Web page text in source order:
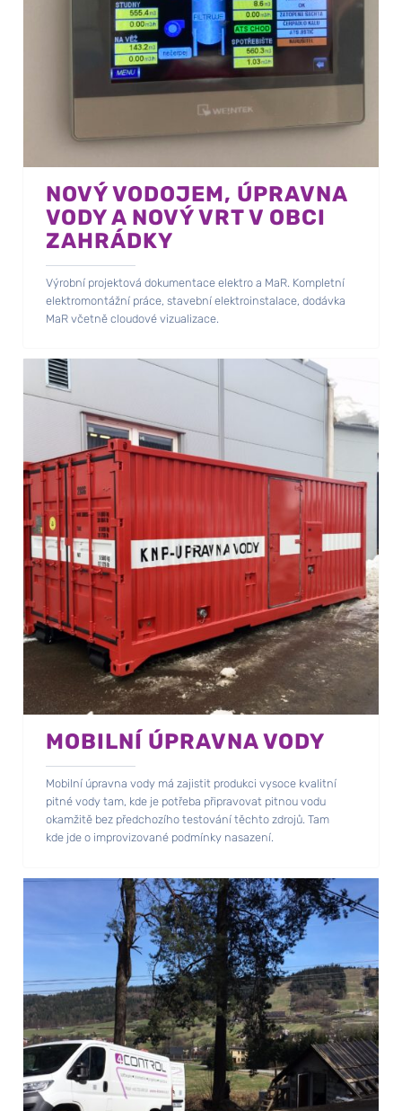
NOVÝ VODOJEM, ÚPRAVNA
VODY A NOVÝ VRT V OBCI
ZAHRÁDKY
Výrobní projektová dokumentace elektro a MaR. Kompletní
elektromontážní práce, stavební elektroinstalace, dodávka
MaR včetně cloudové vizualizace.
MOBILNÍ ÚPRAVNA VODY
Mobilní úpravna vody má zajistit produkci vysoce kvalitní
pitné vody tam, kde je potřeba připravovat pitnou vodu
okamžitě bez předchozího testování těchto zdrojů. Tam
kde jde o improvizované podmínky nasazení.